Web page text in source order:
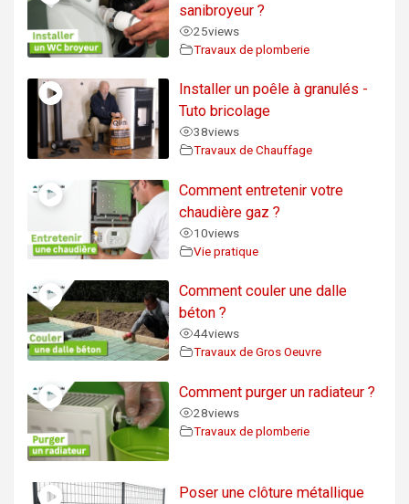
sanibroyeur ?
25views
Travaux de plomberie
Installer un poêle à granulés -
Tuto bricolage
38views
Travaux de Chauffage
Comment entretenir votre
chaudière gaz ?
10views
Vie pratique
Comment couler une dalle
béton ?
44views
Travaux de Gros Oeuvre
Comment purger un radiateur ?
28views
Travaux de plomberie
Poser une clôture métallique